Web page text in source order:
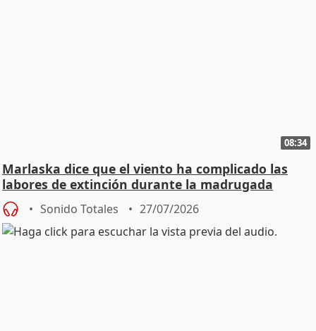
08:34
Marlaska dice que el viento ha complicado las
labores de extinción durante la madrugada
Sonido Totales 27/07/2026